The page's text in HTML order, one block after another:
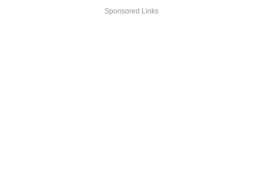
Sponsored Links